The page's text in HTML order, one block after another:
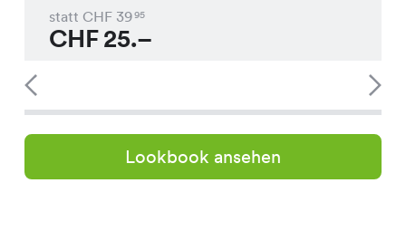
statt CHF 3995
CHF25.–
Lookbook ansehen